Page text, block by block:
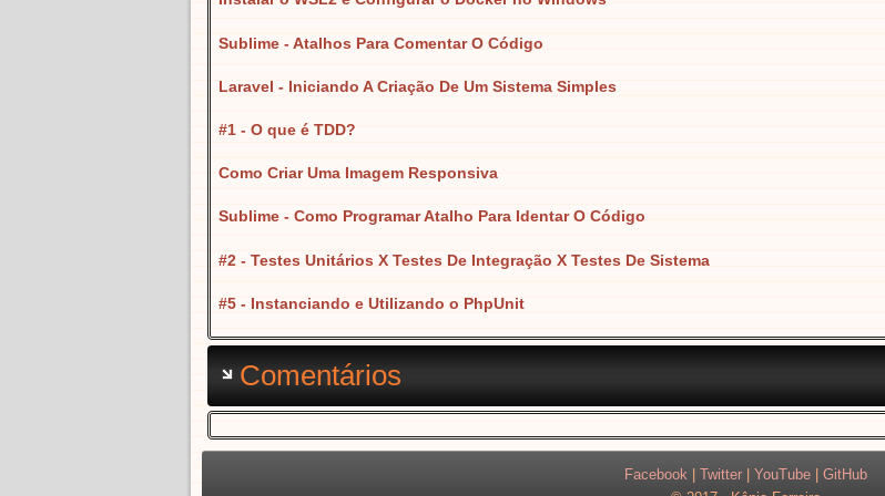
Sublime - Atalhos Para Comentar O Código
Laravel - Iniciando A Criação De Um Sistema Simples
#1 - O que é TDD?
Como Criar Uma Imagem Responsiva
Sublime - Como Programar Atalho Para Identar O Código
#2 - Testes Unitários X Testes De Integração X Testes De Sistema
#5 - Instanciando e Utilizando o PhpUnit
Comentários
Facebook| Twitter| YouTube| GitHub